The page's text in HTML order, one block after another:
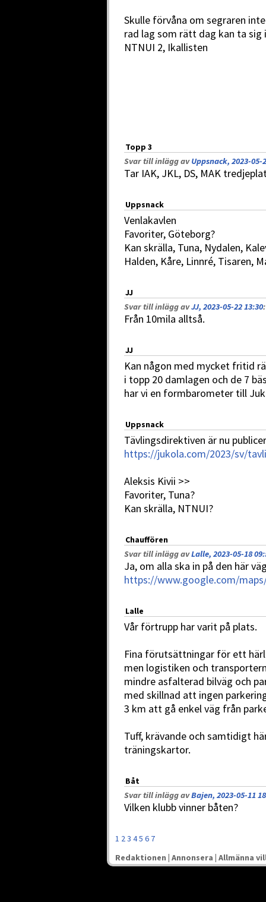
Skulle förvåna om segraren
rad lag som rätt dag kan ta sig
NTNUI 2, Ikallisten
Topp 3
Svar till inlägg avUppsnack, 2023-05-
Tar IAK, JKL, DS, MAK
Uppsnack
Venlakavlen
Favoriter, Göteborg?
Kan skrälla, Tuna, Nydalen,
Halden, Kåre, Linnré, Tisaren,
JJ
Svar till inlägg avJJ, 2023-05-22 13:30:
Från 10mila alltså.
JJ
Kan någon med mycket fritid
i topp 20 damlagen och de 7
har vi en formbarometer till
Uppsnack
Tävlingsdirektiven är nu
https://jukola.com/2023/sv/
Aleksis Kivii >>
Favoriter, Tuna?
Kan skrälla, NTNUI?
Chauffören
Svar till inlägg avLalle, 2023-05-18
Ja, om alla ska in på den här
https://www.google.com/maps/
Lalle
Vår förtrupp har varit på plats.
Fina förutsättningar för ett
men logistiken och
mindre asfalterad bilväg och
med skillnad att ingen
3 km att gå enkel väg från
Tuff, krävande och samtidigt
träningskartor.
Båt
Svar till inlägg avBajen, 2023-05-11
Vilken klubb vinner båten?
1 23 45 6 7
Redaktionen | Annonsera | Allmänna